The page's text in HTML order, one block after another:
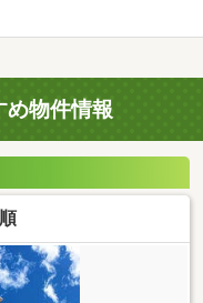
め物件情報